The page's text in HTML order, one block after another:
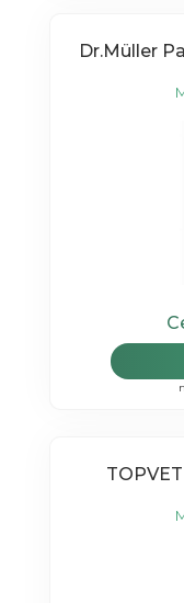
Dr.Müller